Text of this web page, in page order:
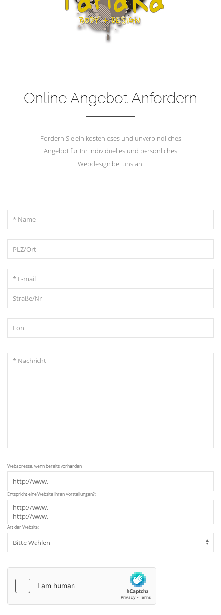
Online Angebot Anfordern
Fordern Sie ein kostenloses und unverbindliches
Angebot für Ihr individuelles und persönliches
Webdesign bei uns an.
Webadresse, wenn bereits vorhanden
Entspricht eine Website Ihren Vorstellungen?:
Art der Website: